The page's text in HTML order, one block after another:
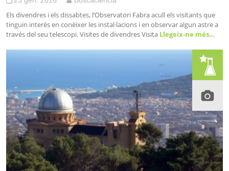
Els divendres i els dissabtes, l’Observatori Fabra acull els visitants que
tinguin interès en conèixer les instal·lacions i en observar algun astre a
través del seu telescopi. Visites de divendres Visita Llegeix-ne més…